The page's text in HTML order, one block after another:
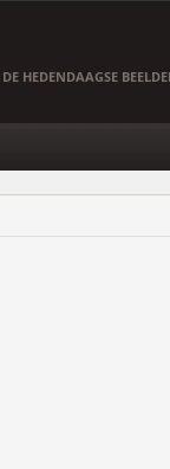
HEDENDAAGSE